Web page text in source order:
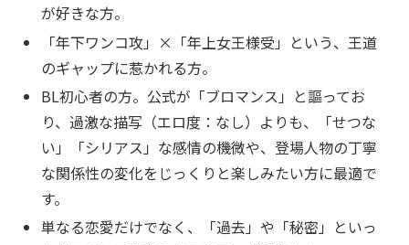
が好きな方。
「年下ワンコ攻」×「年上女王様受」という、王道
のギャップに惹かれる方。
BL初心者の方。公式が「ブロマンス」と謳ってお
り、過激な描写（エロ度：なし）よりも、「せつな
い」「シリアス」な感情の機微や、登場人物の丁寧
な関係性の変化をじっくりと楽しみたい方に最適で
す。
単なる恋愛だけでなく、「過去」や「秘密」といっ